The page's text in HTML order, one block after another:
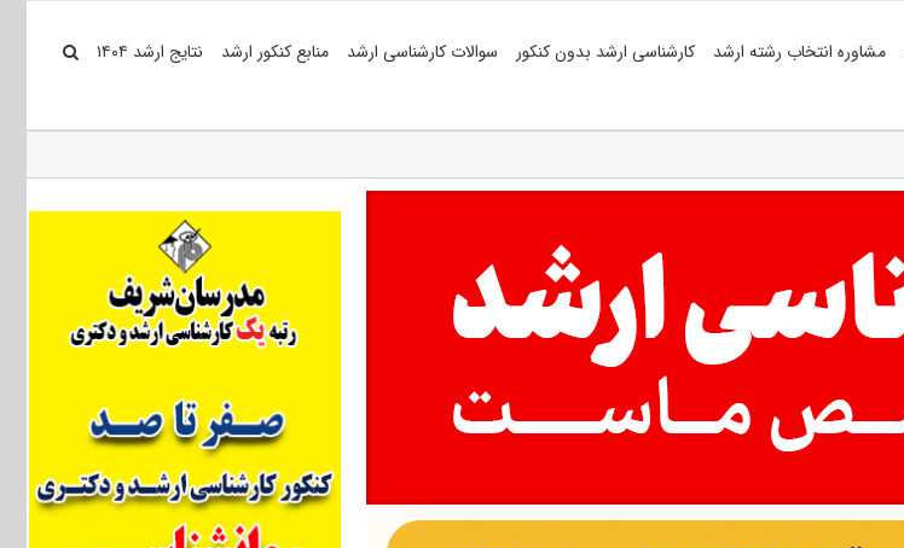
مشاوره انتخاب رشته ارشد کارشناسی ارشد بدون کنکور سوالات کارشناسی ارشد منابع کنکور ارشد نتایج ارشد ۱۴۰۴